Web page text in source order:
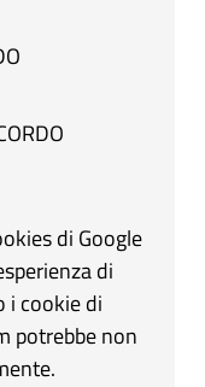
di Google
di
i cookie di
potrebbe non